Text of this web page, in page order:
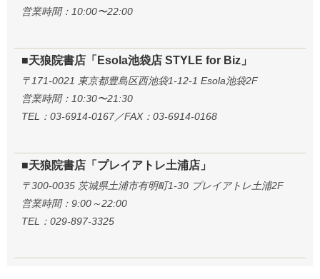
営業時間：10:00〜22:00
■天狼院書店「Esola池袋店 STYLE for Biz」
〒171-0021 東京都豊島区西池袋1-12-1 Esola池袋2F
営業時間：10:30〜21:30
TEL：03-6914-0167／FAX：03-6914-0168
■天狼院書店「プレイアトレ土浦店」
〒300-0035 茨城県土浦市有明町1-30 プレイアトレ土浦2F
営業時間：9:00～22:00
TEL：029-897-3325